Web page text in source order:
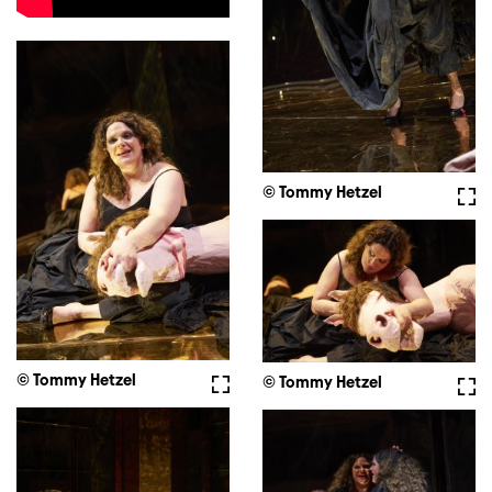
© Tommy Hetzel
Fullscreen
© Tommy Hetzel © Tommy Hetzel